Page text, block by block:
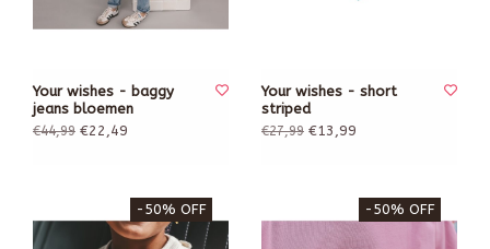
Your wishes - baggy
jeans bloemen
€44,99 €22,49
Your wishes - short
striped
€27,99 €13,99
-50% OFF -50% OFF